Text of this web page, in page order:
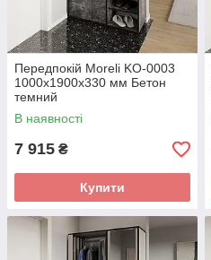
Передпокій Moreli KO-0003
1000x1900x330 мм Бетон
темний
В наявності
7 915 ₴
Купити